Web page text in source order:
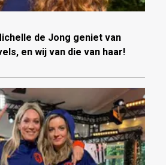
de Jong geniet van
en wij van die van haar!